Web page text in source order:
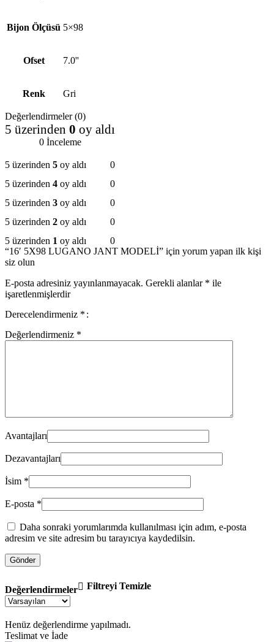
Bijon Ölçüsü 5×98
Ofset 7.0''
Renk Gri
Değerlendirmeler (0)
5 üzerinden 0 oy aldı
0 İnceleme
5 üzerinden 5 oy aldı
0
5 üzerinden 4 oy aldı
0
5 üzerinden 3 oy aldı
0
5 üzerinden 2 oy aldı
0
5 üzerinden 1 oy aldı 0
Değerlendirmeler Filtreyi Temizle
Henüz değerlendirme yapılmadı.
“16′ 5X98 LUGANO JANT MODELİ” için yorum yapan ilk kişi
siz olun
E-posta adresiniz yayınlanmayacak. Gerekli alanlar * ile
işaretlenmişlerdir
Derecelendirmeniz *
Değerlendirmeniz *
Avantajları
Dezavantajları
İsim *
E-posta *
Daha sonraki yorumlarımda kullanılması için adım, e-posta
adresim ve site adresim bu tarayıcıya kaydedilsin.
Teslimat ve İade